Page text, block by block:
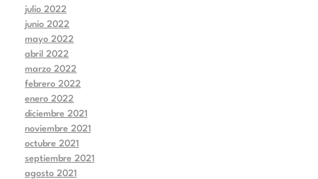
julio 2022
junio 2022
mayo 2022
abril 2022
marzo 2022
febrero 2022
enero 2022
diciembre 2021
noviembre 2021
octubre 2021
septiembre 2021
agosto 2021